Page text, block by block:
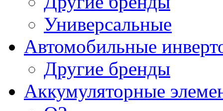
Универсальные
Автомобильные
Другие бренды
Аккумуляторные